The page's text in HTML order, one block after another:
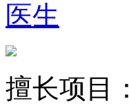
医生
擅长项目：